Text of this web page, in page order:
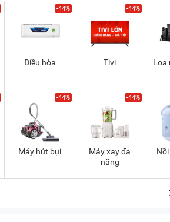
-44%
Điều hòa
-44%
Tivi Loa
-44%
Máy hút bụi
-44%
Máy xay đa
năng